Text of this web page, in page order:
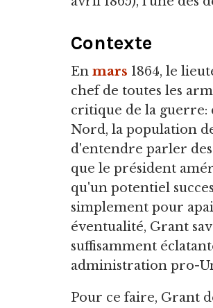
Contexte
En mars 1864, le
chef de toutes les
critique de la guerre:
Nord, la population
d'entendre parler
que le président
qu'un potentiel
simplement pour
éventualité, Grant
suffisamment
administration pro-
Pour ce faire, Grant